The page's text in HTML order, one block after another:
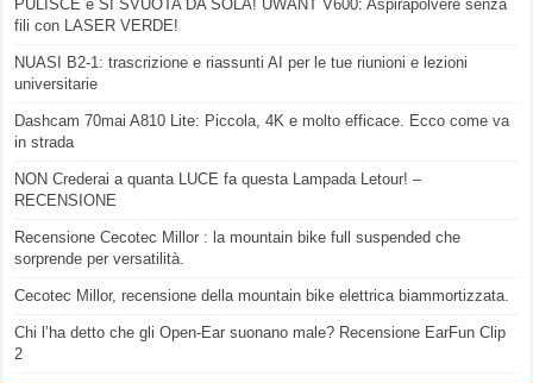
PULISCE e SI SVUOTA DA SOLA! UWANT V600: Aspirapolvere senza
fili con LASER VERDE!
NUASI B2-1: trascrizione e riassunti AI per le tue riunioni e lezioni
universitarie
Dashcam 70mai A810 Lite: Piccola, 4K e molto efficace. Ecco come va
in strada
NON Crederai a quanta LUCE fa questa Lampada Letour! –
RECENSIONE
Recensione Cecotec Millor : la mountain bike full suspended che
sorprende per versatilità.
Cecotec Millor, recensione della mountain bike elettrica biammortizzata.
Chi l’ha detto che gli Open-Ear suonano male? Recensione EarFun Clip
2